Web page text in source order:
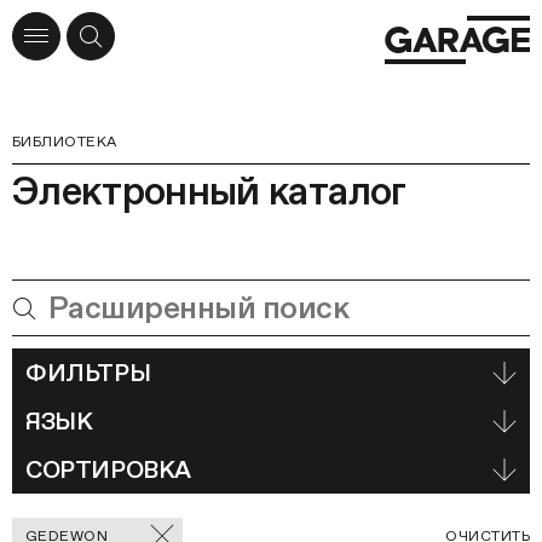
БИБЛИОТЕКА
Электронный каталог
ФИЛЬТРЫ
ЯЗЫК
СОРТИРОВКА
Отмеченные
GEDEWON ОЧИСТИТЬ